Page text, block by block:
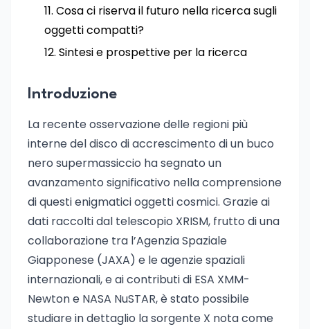
Cosa ci riserva il futuro nella ricerca sugli
oggetti compatti?
Sintesi e prospettive per la ricerca
Introduzione
La recente osservazione delle regioni più
interne del disco di accrescimento di un buco
nero supermassiccio ha segnato un
avanzamento significativo nella comprensione
di questi enigmatici oggetti cosmici. Grazie ai
dati raccolti dal telescopio XRISM, frutto di una
collaborazione tra l’Agenzia Spaziale
Giapponese (JAXA) e le agenzie spaziali
internazionali, e ai contributi di ESA XMM-
Newton e NASA NuSTAR, è stato possibile
studiare in dettaglio la sorgente X nota come